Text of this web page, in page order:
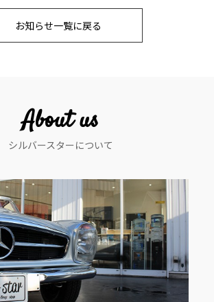
お知らせ一覧に戻る
About us
シルバースターについて